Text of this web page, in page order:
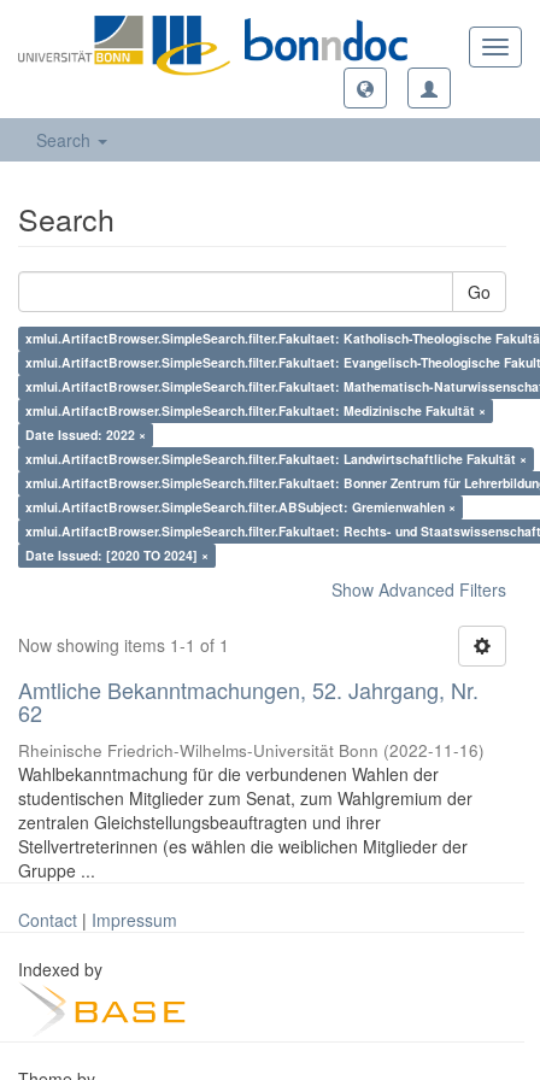
Search
Search
Go
xmlui.ArtifactBrowser.SimpleSearch.filter.Fakultaet: Katholisch-Theologische
xmlui.ArtifactBrowser.SimpleSearch.filter.Fakultaet: Evangelisch-Theologische
xmlui.ArtifactBrowser.SimpleSearch.filter.Fakultaet: Mathematisch-
xmlui.ArtifactBrowser.SimpleSearch.filter.Fakultaet: Medizinische Fakultät ×
Date Issued: 2022 ×
xmlui.ArtifactBrowser.SimpleSearch.filter.Fakultaet: Landwirtschaftliche Fakultät ×
xmlui.ArtifactBrowser.SimpleSearch.filter.Fakultaet: Bonner Zentrum für
xmlui.ArtifactBrowser.SimpleSearch.filter.ABSubject: Gremienwahlen ×
xmlui.ArtifactBrowser.SimpleSearch.filter.Fakultaet: Rechts- und
Date Issued: [2020 TO 2024] ×
Show Advanced Filters
Now showing items 1-1 of 1
Amtliche Bekanntmachungen, 52. Jahrgang, Nr.
62
Rheinische Friedrich-Wilhelms-Universität Bonn (2022-11-16)
Wahlbekanntmachung für die verbundenen Wahlen der
studentischen Mitglieder zum Senat, zum Wahlgremium der
zentralen Gleichstellungsbeauftragten und ihrer
Stellvertreterinnen (es wählen die weiblichen Mitglieder der
Gruppe ...
Contact | Impressum
Indexed by